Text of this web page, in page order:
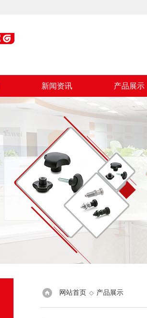
新闻资讯 产品展示
网站首页 ◇ 产品展示